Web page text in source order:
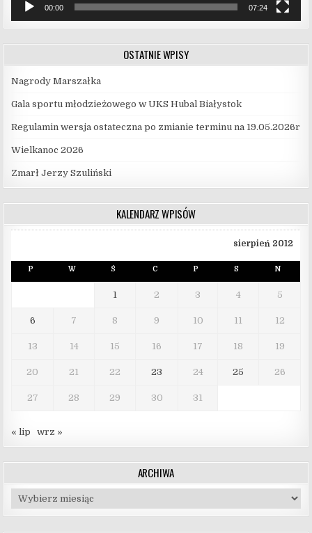
00:00 07:24
OSTATNIE WPISY
Nagrody Marszałka
Gala sportu młodzieżowego w UKS Hubal Białystok
Regulamin wersja ostateczna po zmianie terminu na 19.05.2026r
Wielkanoc 2026
Zmarł Jerzy Szuliński
KALENDARZ WPISÓW
sierpień 2012
P W Ś C P S N
1 2 3 4 5
6 7 8 9 10 11 12
13 14 15 16 17 18 19
20 21 22 23 24 25 26
27 28 29 30 31
« lip wrz »
ARCHIWA
Archiwa